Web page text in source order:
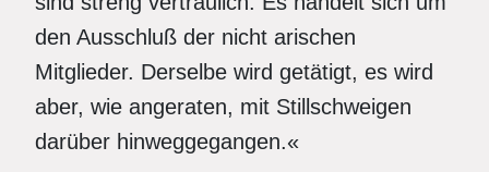
den Ausschluß der nicht arischen
Mitglieder. Derselbe wird getätigt, es wird
aber, wie angeraten, mit Stillschweigen
darüber hinweggegangen.«